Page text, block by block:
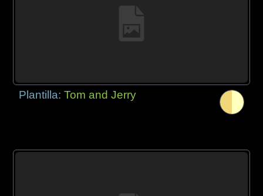
Plantilla:Tom and Jerry